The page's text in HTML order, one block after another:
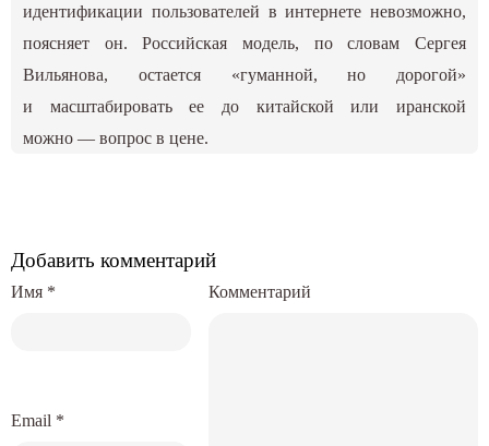
идентификации пользователей в интернете невозможно,
поясняет он. Российская модель, по словам Сергея
Вильянова, остается «гуманной, но дорогой»
и масштабировать ее до китайской или иранской
можно — вопрос в цене.
Добавить комментарий
Комментарий
Имя *
Email *